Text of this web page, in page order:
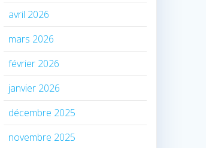
avril 2026
mars 2026
février 2026
janvier 2026
décembre 2025
novembre 2025